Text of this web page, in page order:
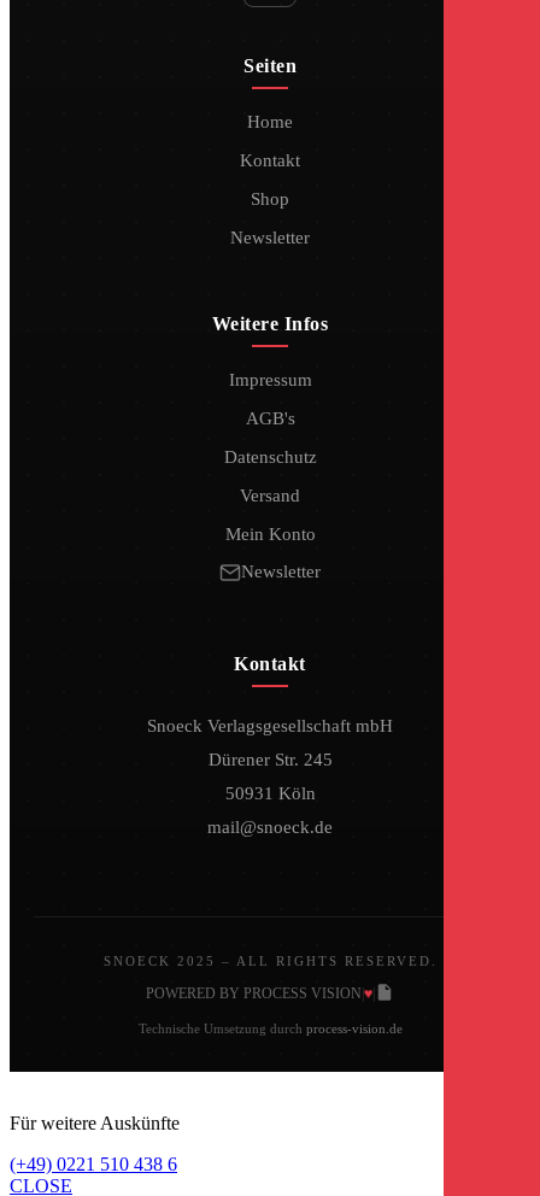
Seiten
Home
Kontakt
Shop
Newsletter
Weitere Infos
Impressum
AGB's
Datenschutz
Versand
Mein Konto
Newsletter
Kontakt
Snoeck Verlagsgesellschaft mbH
Dürener Str. 245
50931 Köln
mail@snoeck.de
SNOECK 2025 – ALL RIGHTS RESERVED.
POWERED BY PROCESS VISION ♥
Technische Umsetzung durch process-vision.de
Für weitere Auskünfte
(+49) 0221 510 438 6
CLOSE